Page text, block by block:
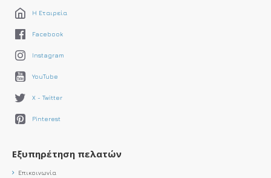
Η Εταιρεία
Facebook
Instagram
YouTube
X - Twitter
Pinterest
Εξυπηρέτηση πελατών
Επικοινωνία